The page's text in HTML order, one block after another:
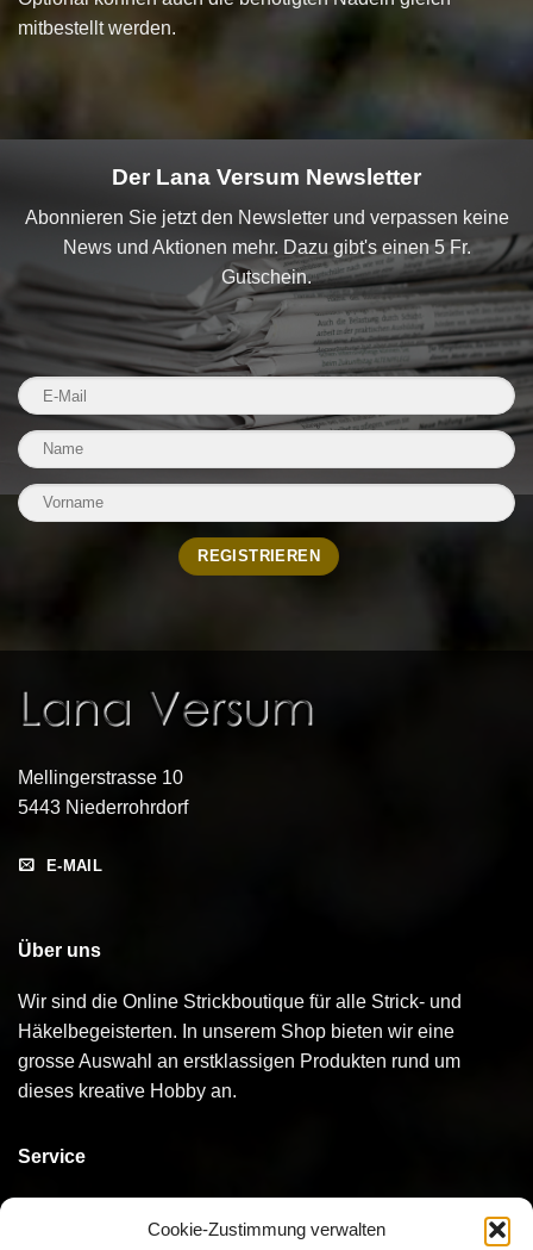
Cookie-Zustimmung verwalten
mitbestellt werden.
Der Lana Versum Newsletter
Abonnieren Sie jetzt den Newsletter und verpassen keine
News und Aktionen mehr. Dazu gibt's einen 5 Fr.
Gutschein.
Mellingerstrasse 10
5443 Niederrohrdorf
E-MAIL
Über uns
Wir sind die Online Strickboutique für alle Strick- und
Häkelbegeisterten. In unserem Shop bieten wir eine
grosse Auswahl an erstklassigen Produkten rund um
dieses kreative Hobby an.
Service